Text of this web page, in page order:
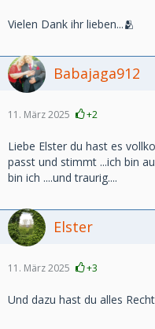
Vielen Dank ihr lieben...🫂
Babajaga912
11. März 2025 +2
Liebe Elster du hast es
passt und stimmt ...ich bin
bin ich ....und traurig....
Elster
11. März 2025 +3
Und dazu hast du alles